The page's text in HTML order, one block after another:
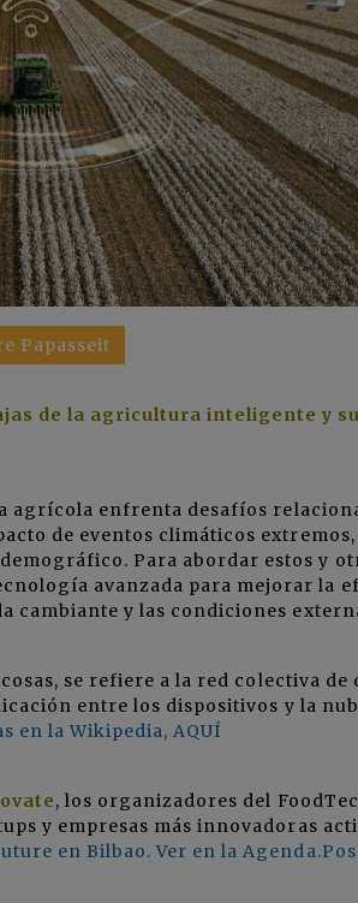
Papasseit
de la agricultura inteligente y
agrícola enfrenta desafíos
de eventos climáticos
Para abordar estos y
avanzada para mejorar la
cambiante y las condiciones
se refiere a la red colectiva de
entre los dispositivos y la
en la Wikipedia, AQUÍ
, los organizadores del
y empresas más innovadoras
en Bilbao. Ver en la